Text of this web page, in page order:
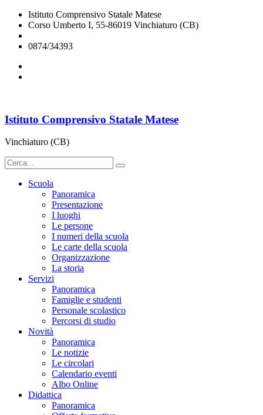
Istituto Comprensivo Statale Matese
Corso Umberto I, 55-86019 Vinchiaturo (CB)
0874/34393
Istituto Comprensivo Statale Matese
Vinchiaturo (CB)
Scuola
Panoramica
Presentazione
I luoghi
Le persone
I numeri della scuola
Le carte della scuola
Organizzazione
La storia
Servizi
Panoramica
Famiglie e studenti
Personale scolastico
Percorsi di studio
Novità
Panoramica
Le notizie
Le circolari
Calendario eventi
Albo Online
Didattica
Panoramica